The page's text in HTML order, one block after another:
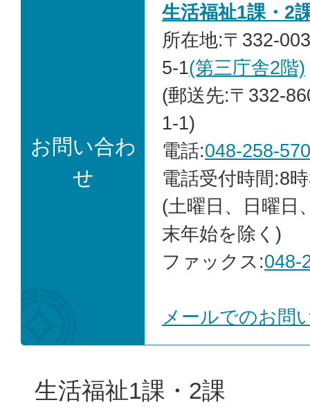
お問い合わ
せ
生活福祉1課・2
所在地:〒332-
5-1(第三庁舎2階)
(郵送先:〒332-
1-1)
電話:048-258-
電話受付時間:8
(土曜日、日曜日
末年始を除く)
ファックス:048-
メールでのお問
生活福祉1課・2課